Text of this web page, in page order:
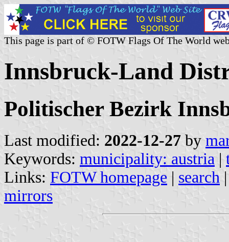
This page is part of © FOTW Flags Of The World
Innsbruck-Land
Politischer Bezirk
Last modified: 2022-12-27 by
Keywords: municipality: austria |
Links: FOTW homepage | search
mirrors